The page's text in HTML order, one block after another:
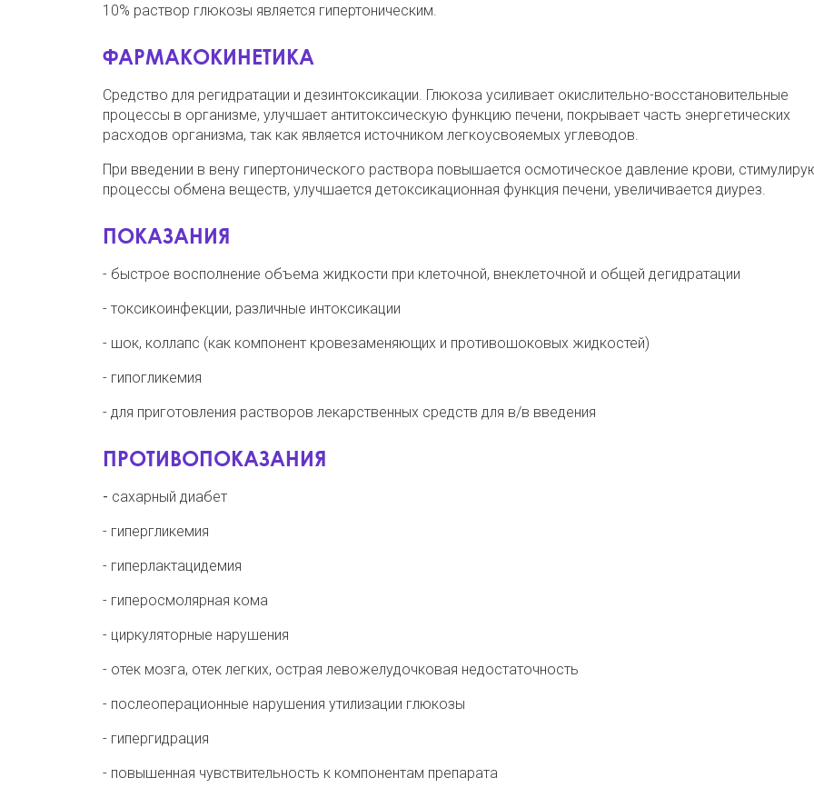
10% раствор глюкозы является гипертоническим.
ФАРМАКОКИНЕТИКА
Средство для регидратации и дезинтоксикации. Глюкоза усиливает окислительно-восстановительные
процессы в организме, улучшает антитоксическую функцию печени, покрывает часть энергетических
расходов организма, так как является источником легкоусвояемых углеводов.
При введении в вену гипертонического раствора повышается осмотическое давление крови,
процессы обмена веществ, улучшается детоксикационная функция печени, увеличивается диурез.
ПОКАЗАНИЯ
- быстрое восполнение объема жидкости при клеточной, внеклеточной и общей дегидратации
- токсикоинфекции, различные интоксикации
- шок, коллапс (как компонент кровезаменяющих и противошоковых жидкостей)
- гипогликемия
- для приготовления растворов лекарственных средств для в/в введения
ПРОТИВОПОКАЗАНИЯ
- сахарный диабет
- гипергликемия
- гиперлактацидемия
- гиперосмолярная кома
- циркуляторные нарушения
- отек мозга, отек легких, острая левожелудочковая недостаточность
- послеоперационные нарушения утилизации глюкозы
- гипергидрация
- повышенная чувствительность к компонентам препарата